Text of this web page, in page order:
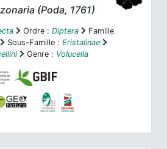
(Poda, 1761)
Ordre : Diptera
Famille
Sous-Famille : Eristalinae
Genre : Volucella